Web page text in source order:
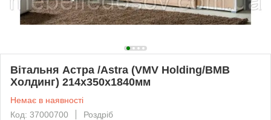
Вітальня Астра /Astra (VMV Holding/ВМВ
Холдинг) 214х350х1840мм
Немає в наявності
Код: 37000700
Роздріб